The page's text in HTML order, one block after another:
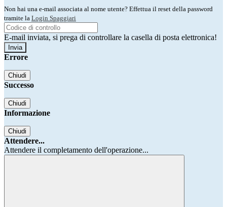
Non hai una e-mail associata al nome utente? Effettua il reset della password
tramite la Login Spaggiari
E-mail inviata, si prega di controllare la casella di posta elettronica!
Errore
Chiudi
Successo
Chiudi
Informazione
Chiudi
Attendere...
Attendere il completamento dell'operazione...